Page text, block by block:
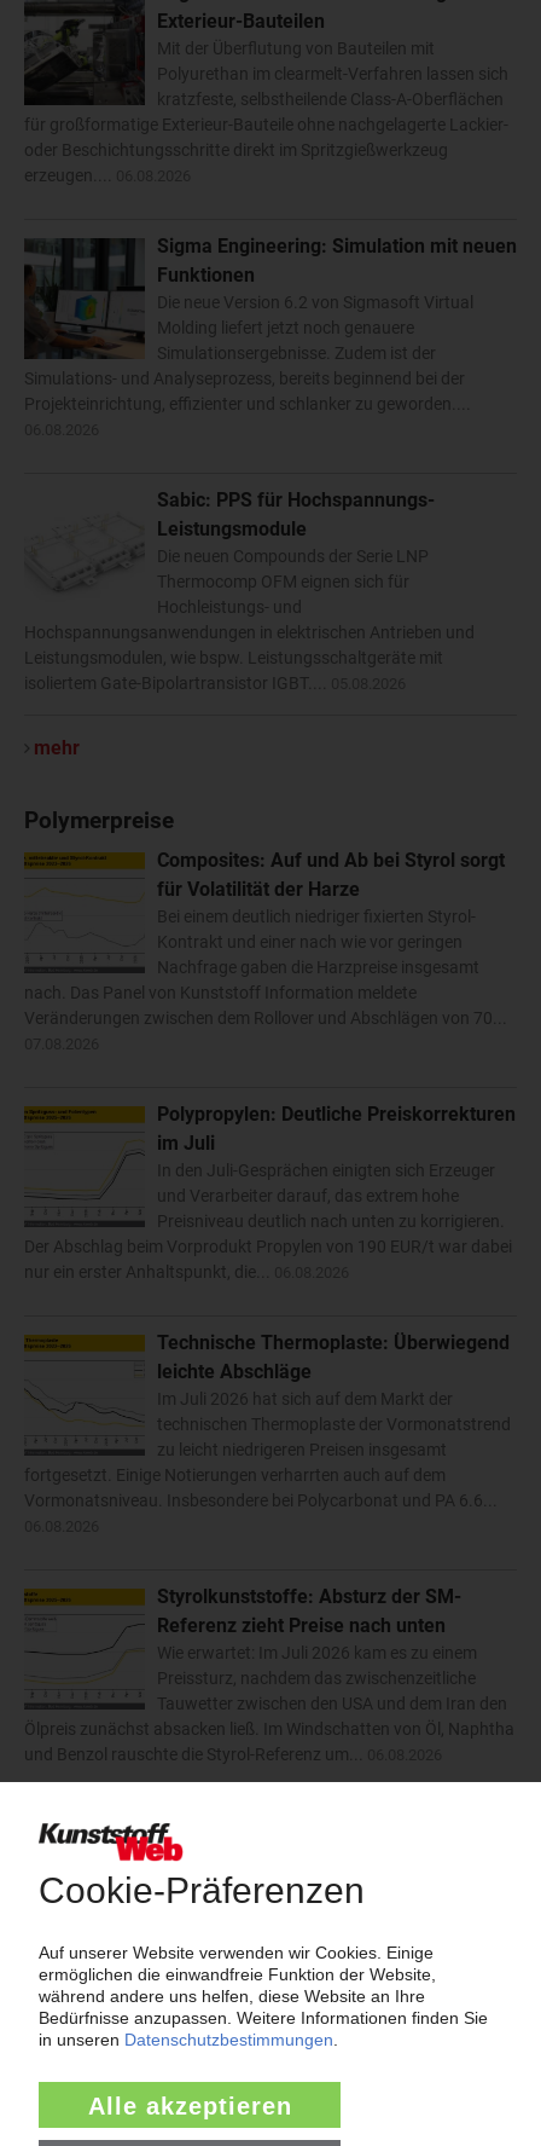
Exterieur-Bauteilen
Mit der Überflutung von Bauteilen mit
Polyurethan im clearmelt-Verfahren lassen sich
kratzfeste, selbstheilende Class-A-Oberflächen
für großformatige Exterieur-Bauteile ohne nachgelagerte Lackier-
oder Beschichtungsschritte direkt im Spritzgießwerkzeug
erzeugen....
Sigma Engineering: Simulation mit neuen
Funktionen
Die neue Version 6.2 von Sigmasoft Virtual
Molding liefert jetzt noch genauere
Simulationsergebnisse. Zudem ist der
Simulations- und Analyseprozess, bereits beginnend bei der
Projekteinrichtung, effizienter und schlanker zu geworden....
Sabic: PPS für Hochspannungs-
Leistungsmodule
Die neuen Compounds der Serie LNP
Thermocomp OFM eignen sich für
Hochleistungs- und
Hochspannungsanwendungen in elektrischen Antrieben und
Leistungsmodulen, wie bspw. Leistungsschaltgeräte mit
isoliertem Gate-Bipolartransistor IGBT....
mehr
Polymerpreise
Composites: Auf und Ab bei Styrol sorgt
für Volatilität der Harze
Bei einem deutlich niedriger fixierten Styrol-
Kontrakt und einer nach wie vor geringen
Nachfrage gaben die Harzpreise insgesamt
nach. Das Panel von Kunststoff Information meldete
Veränderungen zwischen dem Rollover und Abschlägen von 70...
Polypropylen: Deutliche Preiskorrekturen
im Juli
In den Juli-Gesprächen einigten sich Erzeuger
und Verarbeiter darauf, das extrem hohe
Preisniveau deutlich nach unten zu korrigieren.
Der Abschlag beim Vorprodukt Propylen von 190 EUR/t war dabei
nur ein erster Anhaltspunkt, die...
Technische Thermoplaste: Überwiegend
leichte Abschläge
Im Juli 2026 hat sich auf dem Markt der
technischen Thermoplaste der Vormonatstrend
zu leicht niedrigeren Preisen insgesamt
fortgesetzt. Einige Notierungen verharrten auch auf dem
Vormonatsniveau. Insbesondere bei Polycarbonat und PA 6.6...
Styrolkunststoffe: Absturz der SM-
Referenz zieht Preise nach unten
Wie erwartet: Im Juli 2026 kam es zu einem
Preissturz, nachdem das zwischenzeitliche
Tauwetter zwischen den USA und dem Iran den
Ölpreis zunächst absacken ließ. Im Windschatten von Öl, Naphtha
und Benzol rauschte die Styrol-Referenz um...
Trinseo: Deutliche Preiserhöhungen für
Polystyrol, ABS und SAN
Der Kunststoffkonzern Trinseo hat im August
2026 dreistellige Aufschläge für
PS-HI will das Unternehmen die Preise um 170 EUR/t anheben.
ABS soll um 110 EUR/t teurer werden und SAN um...06.08.2026
mehr
Insolvenzen